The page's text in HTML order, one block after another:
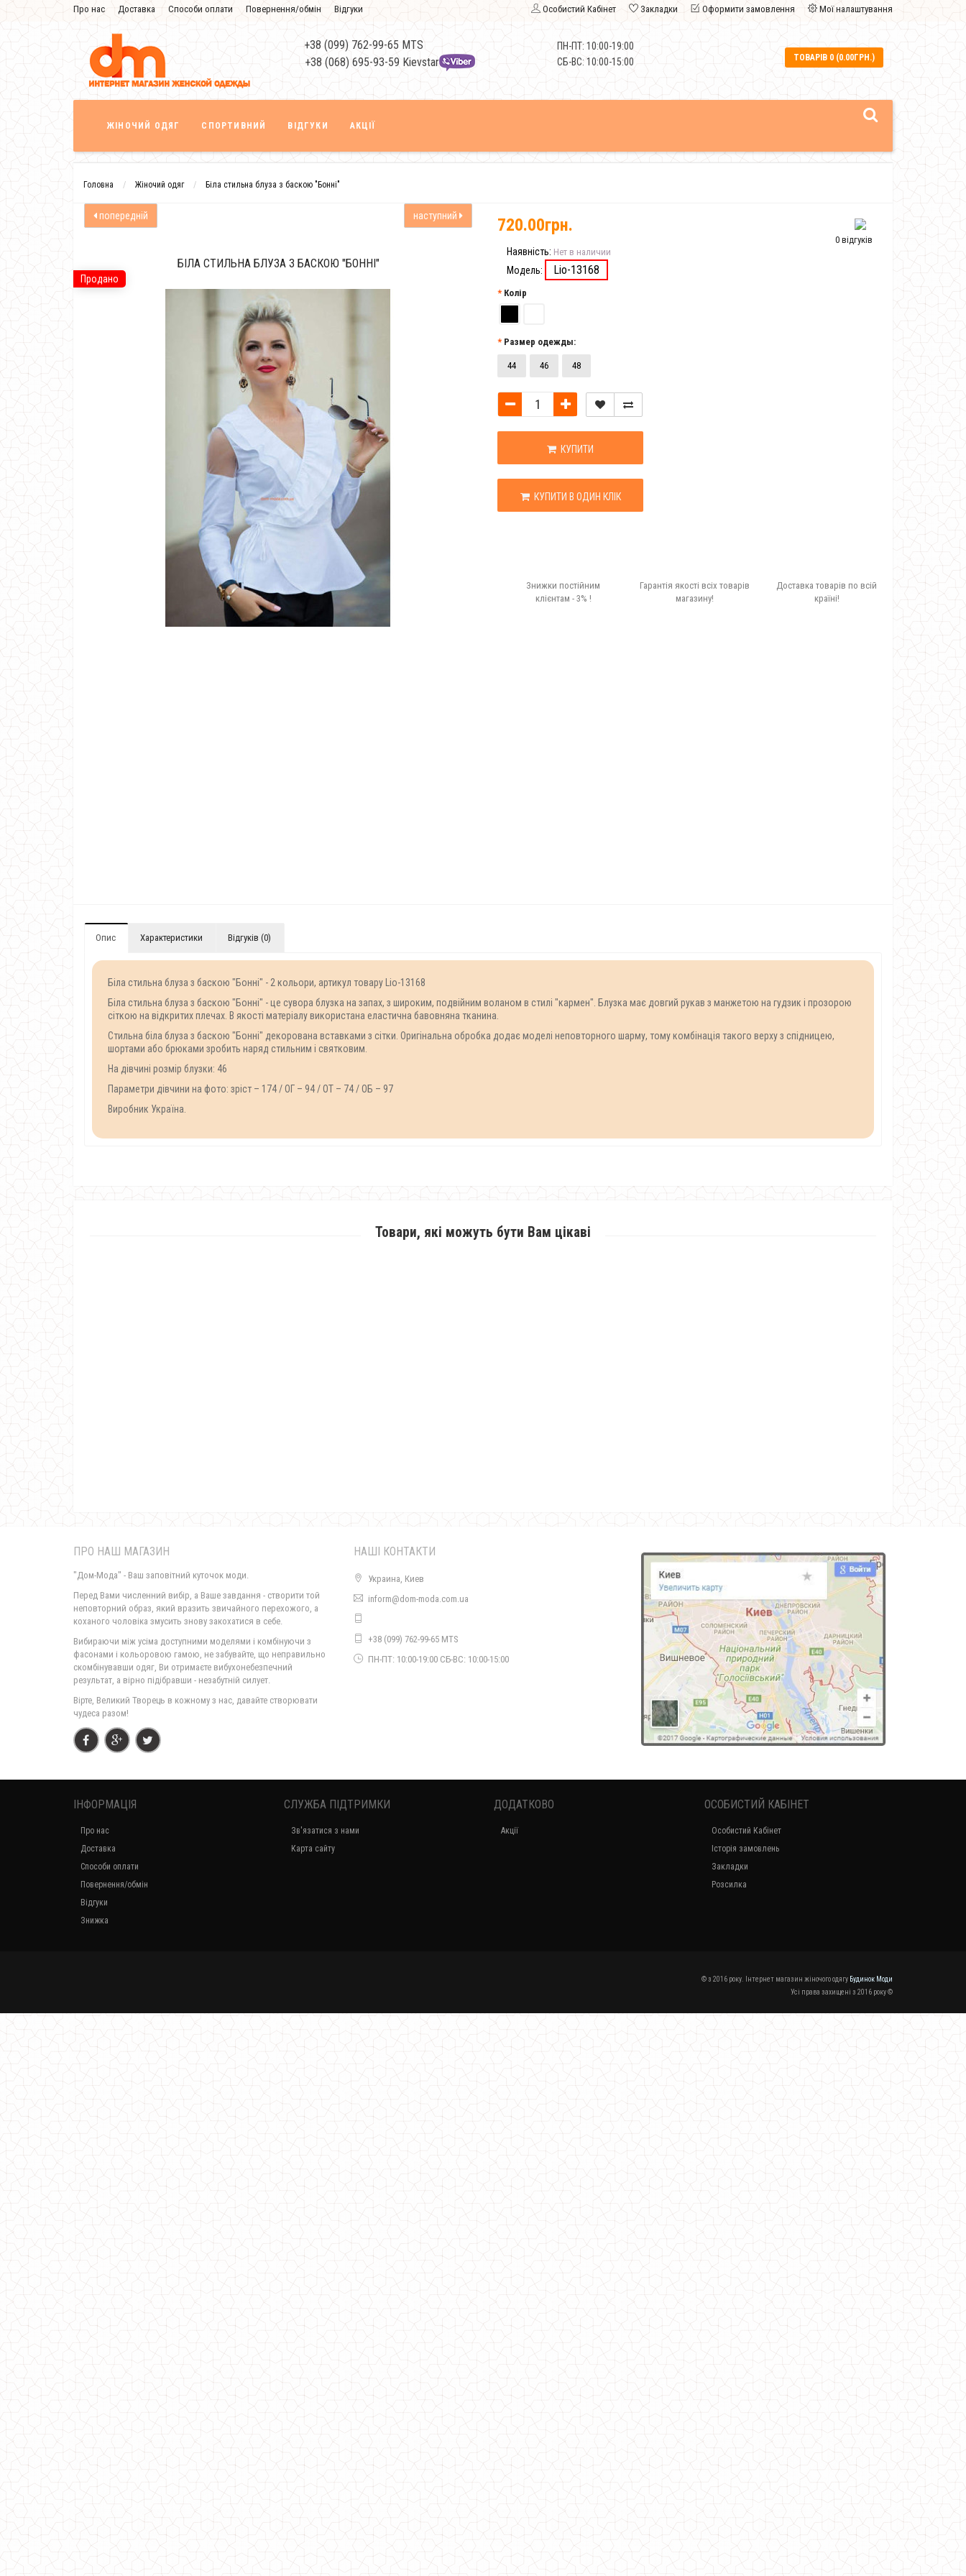
Про нас Доставка Способи оплати Повернення/обмін
Відгуки
Знижка
Особистий Кабінет Закладки Оформити замовлення Мої налаштування
+38 (099) 762-99-65 MTS
+38 (068) 695-93-59 Kievstar
ПН-ПТ: 10:00-19:00
СБ-ВС: 10:00-15:00
ТОВАРІВ 0 (0.00ГРН.)
ЖІНОЧИЙ ОДЯГ СПОРТИВНИЙ ВІДГУКИ АКЦІЇ
Головна Жіночий одяг Біла стильна блуза з баскою "Бонні"
попередній наступний
Продано
БІЛА СТИЛЬНА БЛУЗА З БАСКОЮ "БОННІ"
0 відгуків
720.00грн.
Наявність: Нет в наличии
Модель: Lio-13168
Колір
Размер одежды:
44 46 48
КУПИТИ
КУПИТИ В ОДИН КЛІК
Знижки постійним
клієнтам - 3% !
Гарантія якості всіх товарів
магазину!
Доставка товарів по всій
країні!
Опис Характеристики Відгуків (0)
Біла стильна блуза з баскою "Бонні" - 2 кольори, артикул товару Lio-13168
Біла стильна блуза з баскою "Бонні" - це сувора блузка на запах, з широким, подвійним воланом в стилі "кармен". Блузка має довгий рукав з манжетою на гудзик і прозорою
сіткою на відкритих плечах. В якості матеріалу використана еластична бавовняна тканина.
Стильна біла блуза з баскою "Бонні" декорована вставками з сітки. Оригінальна обробка додає моделі неповторного шарму, тому комбінація такого верху з спідницею,
шортами або брюками зробить наряд стильним і святковим.
На дівчині розмір блузки: 46
Параметри дівчини на фото: зріст – 174 / ОГ – 94 / ОТ – 74 / ОБ – 97
Виробник Україна.
Товари, які можуть бути Вам цікаві
Стильна жіноча біла туніка із невеликим рукавом
Жіноча стильна сорочка біла з затяжками по низу
1280.00грн.
Стильна біла блузка з довгим рукавом
ПРО НАШ МАГАЗИН
"Дом-Мода" - Ваш заповітний куточок моди.
Перед Вами численний вибір, а Ваше завдання - створити той
неповторний образ, який вразить звичайного перехожого, а
коханого чоловіка змусить знову закохатися в себе.
Вибираючи між усіма доступними моделями і комбінуючи з
фасонами і кольоровою гамою, не забувайте, що неправильно
скомбінувавши одяг, Ви отримаєте вибухонебезпечний
результат, а вірно підібравши - незабутній силует.
Вірте, Великий Творець в кожному з нас, давайте створювати
чудеса разом!
НАШІ КОНТАКТИ
Украина, Киев
inform@dom-moda.com.ua
+38 (099) 762-99-65 MTS
ПН-ПТ: 10:00-19:00 СБ-ВС: 10:00-15:00
ІНФОРМАЦІЯ
Про нас
Доставка
Способи оплати
Повернення/обмін
Відгуки
Знижка
СЛУЖБА ПІДТРИМКИ
Зв'язатися з нами
Карта сайту
ДОДАТКОВО
Акції
ОСОБИСТИЙ КАБІНЕТ
Особистий Кабінет
Історія замовлень
Закладки
Розсилка
© з 2016 року. Інтернет магазин жіночого одягу Будинок Моди
Усі права захищені з 2016 року ©